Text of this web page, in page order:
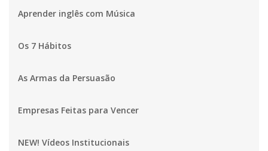
Aprender inglês com Música
Os 7 Hábitos
As Armas da Persuasão
Empresas Feitas para Vencer
NEW! Vídeos Institucionais